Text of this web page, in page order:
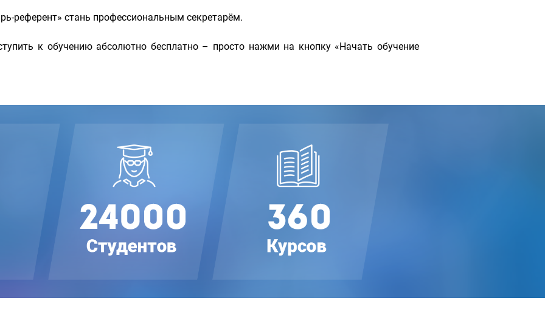
референт» стань профессиональным секретарём.
к обучению абсолютно бесплатно – просто нажми на кнопку «Начать обучение